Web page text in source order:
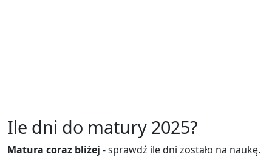
Ile dni do matury 2025?
Matura coraz bliżej - sprawdź ile dni zostało na naukę.